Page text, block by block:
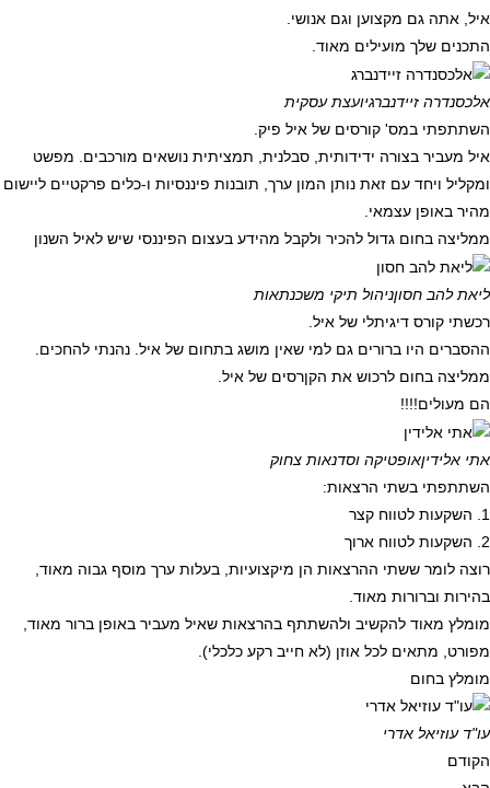
איל, אתה גם מקצוען וגם אנושי.
התכנים שלך מועילים מאוד.
אלכסנדרה זיידנברגיועצת עסקית
השתתפתי במס' קורסים של איל פיק.
איל מעביר בצורה ידידותית, סבלנית, תמציתית נושאים מורכבים. מפשט
ומקליל ויחד עם זאת נותן המון ערך, תובנות פיננסיות ו-כלים פרקטיים ליישום
מהיר באופן עצמאי.
ממליצה בחום גדול להכיר ולקבל מהידע בעצום הפיננסי שיש לאיל השנון
ליאת להב חסוןניהול תיקי משכנתאות
רכשתי קורס דיגיתלי של איל.
ההסברים היו ברורים גם למי שאין מושג בתחום של איל. נהנתי להחכים.
ממליצה בחום לרכוש את הקןרסים של איל.
הם מעולים!!!!
אתי אלידיןאופטיקה וסדנאות צחוק
השתתפתי בשתי הרצאות:
1. השקעות לטווח קצר
2. השקעות לטווח ארוך
רוצה לומר ששתי ההרצאות הן מיקצועיות, בעלות ערך מוסף גבוה מאוד,
בהירות וברורות מאוד.
מומלץ מאוד להקשיב ולהשתתף בהרצאות שאיל מעביר באופן ברור מאוד,
מפורט, מתאים לכל אוזן (לא חייב רקע כלכלי).
מומלץ בחום
עו"ד עוזיאל אדרי
הקודם